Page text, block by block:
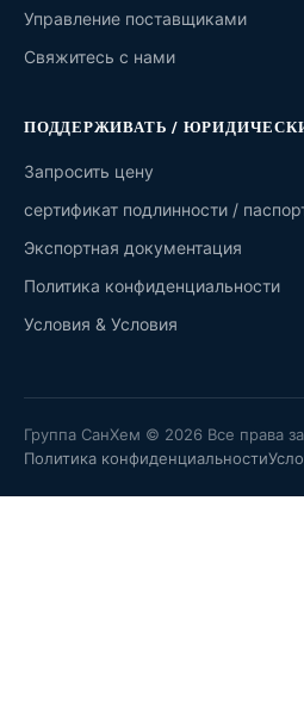
Управление поставщиками
Свяжитесь с нами
ПОДДЕРЖИВАТЬ /
Запросить цену
сертификат подлинности /
Экспортная документация
Политика конфиденциальности
Условия & Условия
Группа СанХем © 2026 Все права
Политика конфиденциальности